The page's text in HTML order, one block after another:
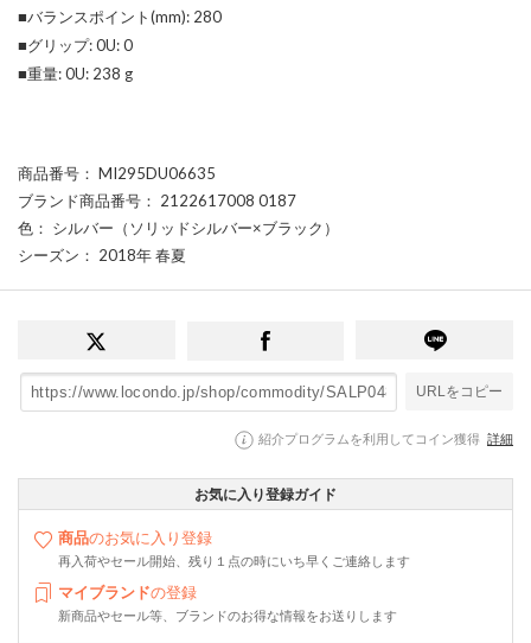
■バランスポイント(mm): 280
■グリップ: 0U: 0
■重量: 0U: 238 g
商品番号 ： MI295DU06635
ブランド商品番号 ： 2122617008 0187
色 ： シルバー（ソリッドシルバー×ブラック）
シーズン ： 2018年 春夏
URLをコピー
紹介プログラムを利用してコイン獲得 詳細
お気に入り登録ガイド
商品のお気に入り登録
再入荷やセール開始、残り１点の時にいち早くご連絡します
マイブランドの登録
新商品やセール等、ブランドのお得な情報をお送りします